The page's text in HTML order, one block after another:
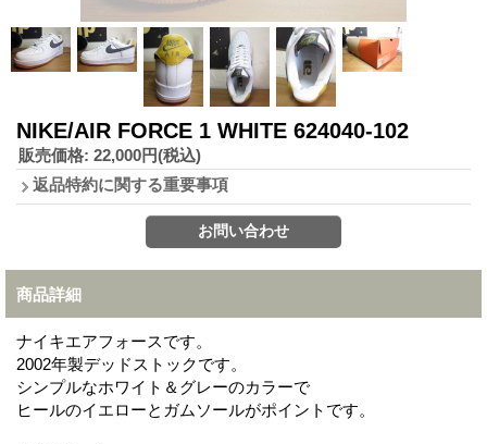
NIKE/AIR FORCE 1 WHITE 624040-102
販売価格: 22,000円(税込)
返品特約に関する重要事項
商品詳細
ナイキエアフォースです。
2002年製デッドストックです。
シンプルなホワイト＆グレーのカラーで
ヒールのイエローとガムソールがポイントです。